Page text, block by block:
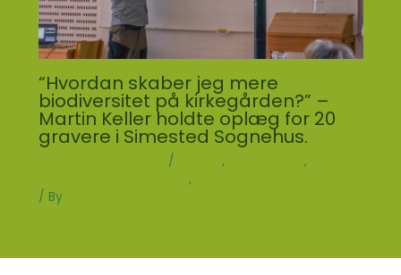
“Hvordan skaber jeg mere
biodiversitet på kirkegården?” –
Martin Keller holdte oplæg for 20
gravere i Simested Sognehus.
/ , ,
,
/ By